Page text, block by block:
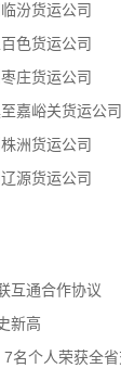
汾货运公司
色货运公司
庄货运公司
嘉峪关货运公司
洲货运公司
源货运公司
互通合作协议
新高